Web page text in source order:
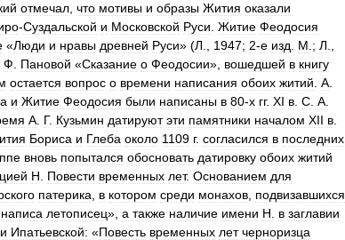
отмечал что мотивы и образы Жития оказали
-Суздальской и Московской Руси Житие Феодосия
«Люди и нравы древней Руси» (Л 1947; 2-е изд М .; Л
Ф Пановой «Сказание о Феодосии», вошедшей в книгу
остается вопрос о времени написания обоих житий А
и Житие Феодосия были написаны в 80-х гг. XI в С А
А Г. Кузьмин датируют эти памятники началом XII в
Бориса и Глеба около 1109 г. согласился в последних
вновь попытался обосновать датировку обоих житий
Н Повести временных лет. Основанием для
патерика в котором среди монахов подвизавшихся
написа летописец», а также наличие имени Н в заглавии
Ипатьевской: «Повесть временных лет черноризца